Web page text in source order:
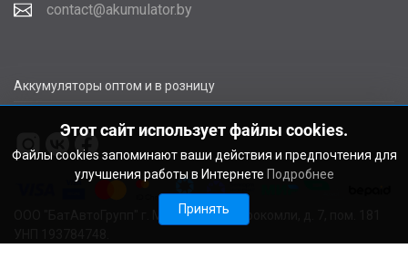
contact@akumulator.by
Аккумуляторы оптом и в розницу
ООО "БатАвтоГрупп" г. Минск, ул. В. Сырокомли, д. 7, пом. 181
Этот сайт использует файлы cookies.
Файлы cookies запоминают ваши действия и предпочтения для
улучшения работы в Интернете Подробнее
Принять